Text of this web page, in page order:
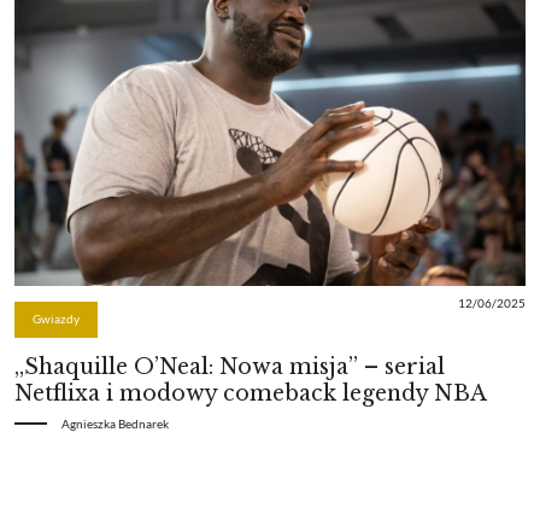
Gwiazdy
12/06/2025
„Shaquille O’Neal: Nowa misja” – serial
Netflixa i modowy comeback legendy NBA
Agnieszka Bednarek